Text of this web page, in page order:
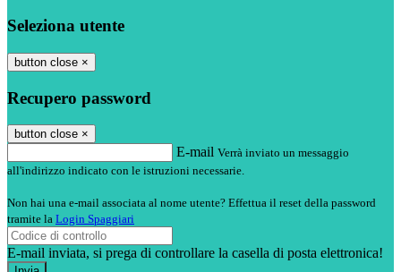
Seleziona utente
button close ×
Recupero password
button close ×
E-mail Verrà inviato un messaggio
all'indirizzo indicato con le istruzioni necessarie.
Non hai una e-mail associata al nome utente? Effettua il reset della password
tramite la Login Spaggiari
E-mail inviata, si prega di controllare la casella di posta elettronica!